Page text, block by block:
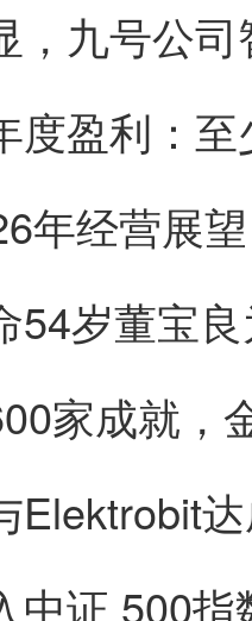
，九号公
Elektrobit